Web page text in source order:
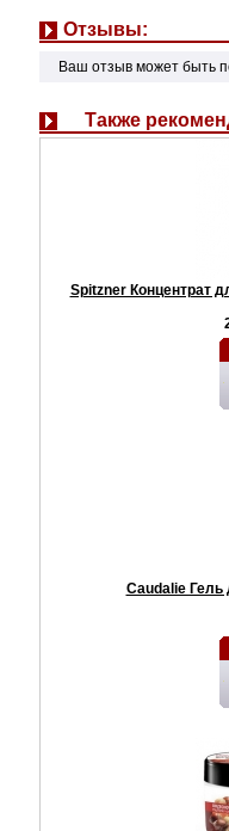
Отзывы:
Ваш отзыв может быть
Также
Spitzner Концентрат
Caudalie